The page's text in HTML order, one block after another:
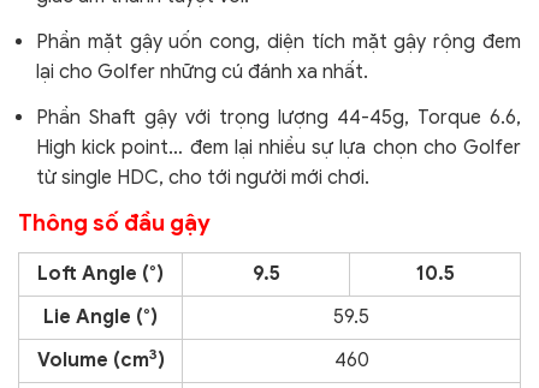
Phần mặt gậy uốn cong, diện tích mặt gậy rộng đem
lại cho Golfer những cú đánh xa nhất.
Phần Shaft gậy với trọng lượng 44-45g, Torque 6.6,
High kick point… đem lại nhiều sự lựa chọn cho Golfer
từ single HDC, cho tới người mới chơi.
Thông số đầu gậy
Loft Angle (°) 9.5
10.5
Lie Angle (°)
59.5
Volume (cm3) 460